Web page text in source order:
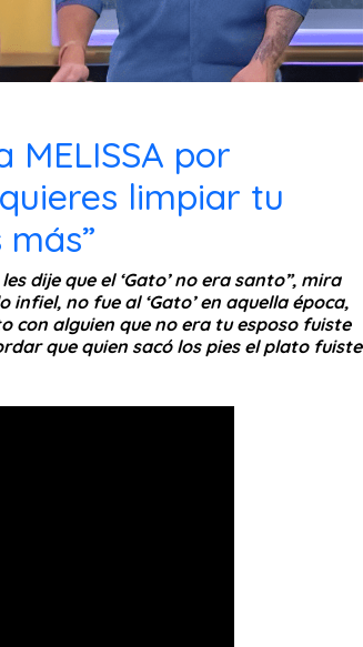
MELISSA por
quieres limpiar tu
dije que el ‘Gato’ no era santo”, mira
infiel, no fue al ‘Gato’ en aquella época,
con alguien que no era tu esposo fuiste
que quien sacó los pies el plato fuiste